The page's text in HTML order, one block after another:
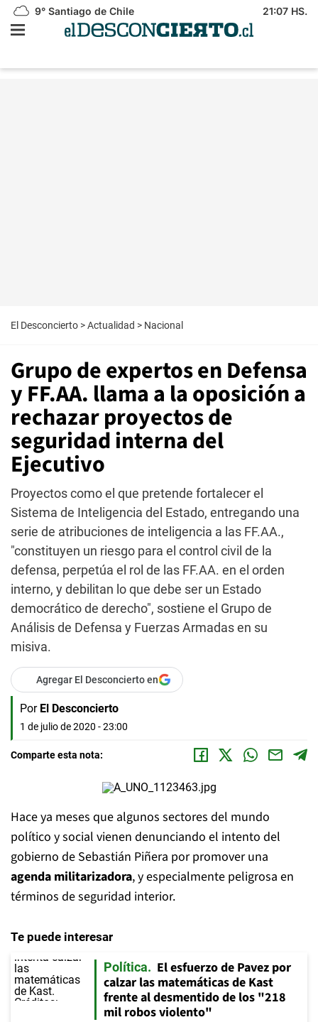
9° Santiago de Chile 21:07 HS.
El Desconcierto >Actualidad > Nacional
Grupo de expertos en Defensa
y FF.AA. llama a la oposición a
rechazar proyectos de
seguridad interna del
Ejecutivo
Proyectos como el que pretende fortalecer el
Sistema de Inteligencia del Estado, entregando una
serie de atribuciones de inteligencia a las FF.AA.,
"constituyen un riesgo para el control civil de la
defensa, perpetúa el rol de las FF.AA. en el orden
interno, y debilitan lo que debe ser un Estado
democrático de derecho", sostiene el Grupo de
Análisis de Defensa y Fuerzas Armadas en su
misiva.
Agregar El Desconcierto en
Por El Desconcierto
1 de julio de 2020 - 23:00
Comparte esta nota:
Hace ya meses que algunos sectores del mundo
político y social vienen denunciando el intento del
gobierno de Sebastián Piñera por promover una
agenda militarizadora, y especialmente peligrosa en
términos de seguridad interior.
Te puede interesar
Política
El esfuerzo de Pavez por
calzar las matemáticas de Kast
frente al desmentido de los "218
mil robos violento"